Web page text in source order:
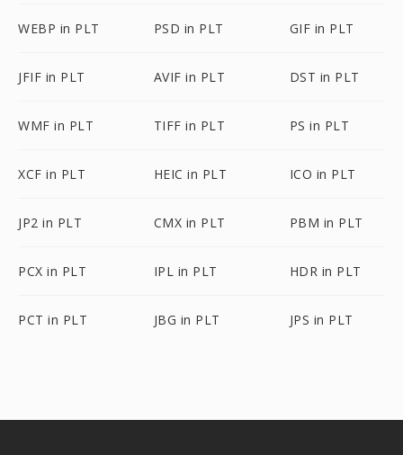
WEBP in PLT PSD in PLT GIF in PLT
JFIF in PLT AVIF in PLT DST in PLT
WMF in PLT TIFF in PLT PS in PLT
XCF in PLT HEIC in PLT ICO in PLT
JP2 in PLT CMX in PLT PBM in PLT
PCX in PLT IPL in PLT HDR in PLT
PCT in PLT JBG in PLT JPS in PLT